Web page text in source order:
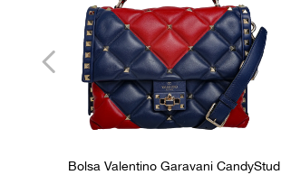
Bolsa Valentino Garavani CandyStud